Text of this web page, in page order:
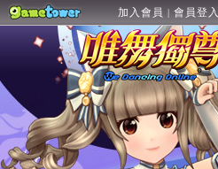
加入會員 | 會員登入